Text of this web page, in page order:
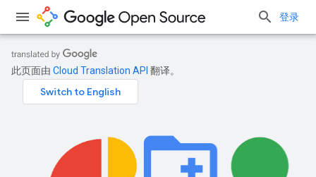
登录
此页面由 Cloud Translation API 翻译。